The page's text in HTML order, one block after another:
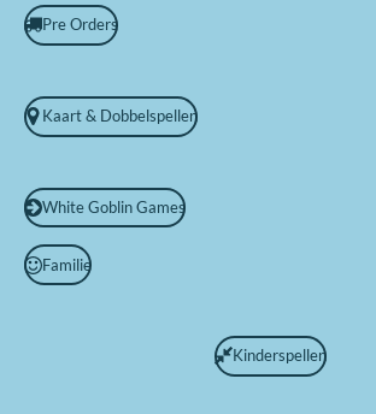
Pre Orders
Kaart & Dobbelspellen
White Goblin Games
Familie
Kinderspellen